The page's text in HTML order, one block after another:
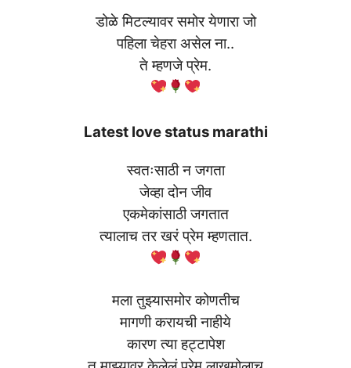
डोळे मिटल्यावर समोर येणारा जो
पहिला चेहरा असेल ना..
ते म्हणजे प्रेम.
Latest love status marathi
स्वतःसाठी न जगता
जेव्हा दोन जीव
एकमेकांसाठी जगतात
त्यालाच तर खरं प्रेम म्हणतात.
मला तुझ्यासमोर कोणतीच
मागणी करायची नाहीये
कारण त्या हट्टापेश